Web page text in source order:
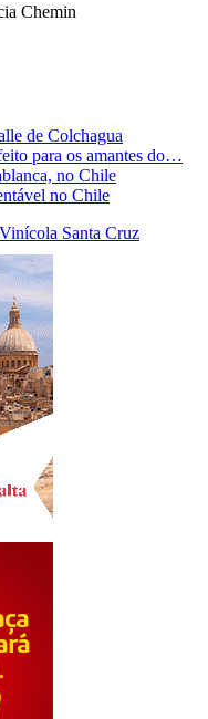
Chemin
de Colchagua
para os amantes do…
no Chile
no Chile
Vinícola Santa Cruz